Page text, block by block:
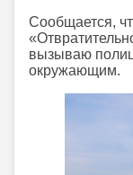
Сообщается,
вызываю
окружающим.